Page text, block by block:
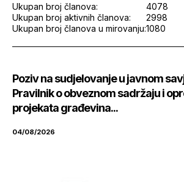
Ukupan broj članova:
4078
Ukupan broj aktivnih članova:
2998
Ukupan broj članova u mirovanju:1080
Poziv na sudjelovanje u javnom
Pravilnik o obveznom sadržaju i
projekata građevina...
04/08/2026